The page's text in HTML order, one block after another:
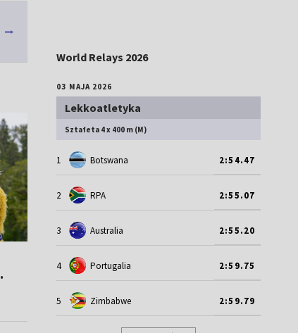
World Relays 2026
03 MAJA 2026
Lekkoatletyka
Sztafeta 4 x 400 m (M)
1 Botswana 2:54.47
2 RPA 2:55.07
3 Australia 2:55.20
4 Portugalia 2:59.75
5 Zimbabwe 2:59.79